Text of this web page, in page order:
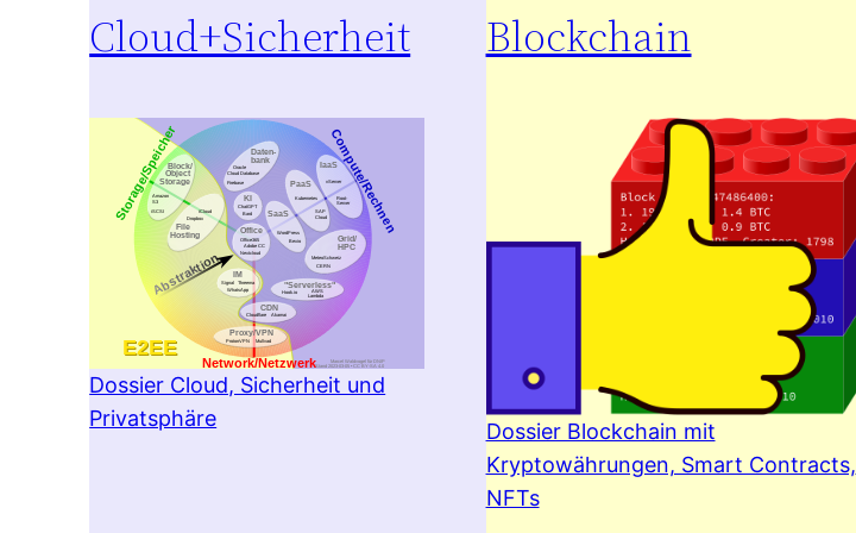
Cloud+Sicherheit
Dossier Cloud, Sicherheit und
Privatsphäre
Blockchain
Dossier Blockchain mit
Kryptowährungen, Smart Contracts,
NFTs